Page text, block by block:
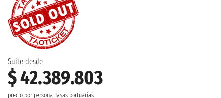
Suite desde
$ 42.389.803
precio por persona Tasas portuarias